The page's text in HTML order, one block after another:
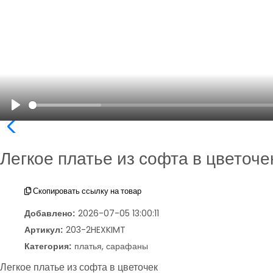
Play
Легкое платье из софта в
Скопировать ссылку на товар
Добавлено: 2026-07-05 13:00:11
Артикул: 203-2HEXKIMT
Категория: платья, сарафаны
Легкое платье из софта в цветочек